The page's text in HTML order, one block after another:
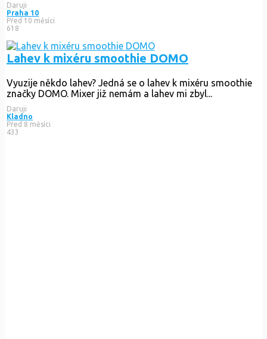
Daruji
Praha 10
Před 10 měsíci
618
Lahev k mixéru smoothie DOMO
Vyuzije někdo lahev? Jedná se o lahev k mixéru smoothie
značky DOMO. Mixer již nemám a lahev mi zbyl...
Daruji
Kladno
Před 8 měsíci
433